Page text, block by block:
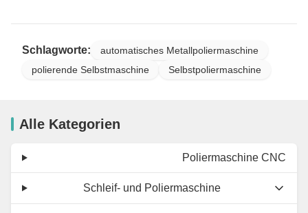
Schlagworte:
automatisches Metallpoliermaschine
polierende Selbstmaschine
Selbstpoliermaschine
Alle Kategorien
Poliermaschine CNC
Schleif- und Poliermaschine